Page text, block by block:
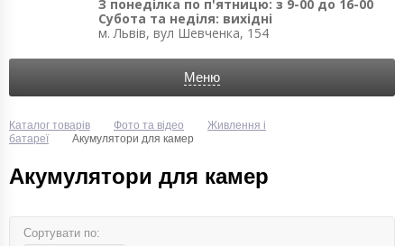
З понеділка по п'ятницю: з 9-00 до 16-00
Субота та неділя: вихідні
м. Львів, вул Шевченка, 154
Меню
Каталог товарів Фото та відео
Живлення і
батареї
Акумулятори для камер
Акумулятори для камер
Сортувати по: